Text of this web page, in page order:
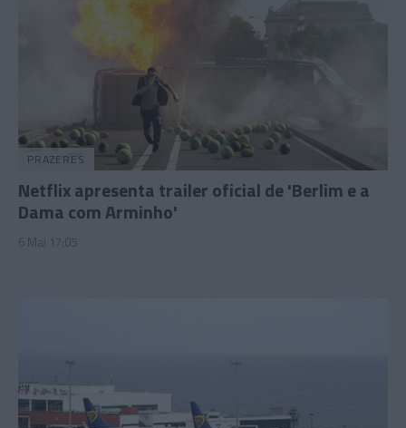
PRAZERES
Netflix apresenta trailer oficial de 'Berlim e a
Dama com Arminho'
6 Mai 17:05